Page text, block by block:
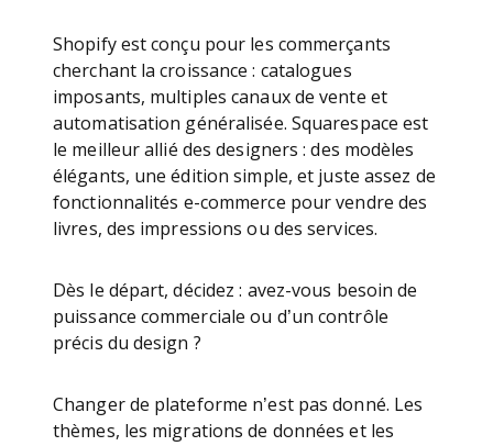
Shopify est conçu pour les commerçants
cherchant la croissance : catalogues
imposants, multiples canaux de vente et
automatisation généralisée. Squarespace est
le meilleur allié des designers : des modèles
élégants, une édition simple, et juste assez de
fonctionnalités e-commerce pour vendre des
livres, des impressions ou des services.
Dès le départ, décidez : avez-vous besoin de
puissance commerciale ou d’un contrôle
précis du design ?
Changer de plateforme n’est pas donné. Les
thèmes, les migrations de données et les